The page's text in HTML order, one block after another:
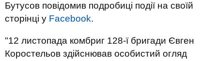
Бутусов повідомив подробиці події на своїй
сторінці у Facebook.
"12 листопада комбриг 128-ї бригади Євген
Коростельов здійснював особистий огляд